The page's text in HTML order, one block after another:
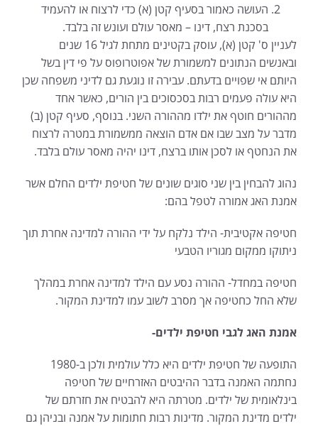
העושה כאמור בסעיף קטן (א) כדי לרצוח או להעמיד
בסכנת רצח, דינו – מאסר עולם ועונש זה בלבד.
לעניין ס' קטן (א), עוסק בקטינים מתחת לגיל 16 שנים
ובאנשים הנתונים למשמורת של אפוטרופוס על פי דין בשל
היותם אי שפויים בדעתם. עבירה זו נוגעת גם לדיני משפחה שכן
היא עולה פעמים רבות בסכסוכים בין הורים, כאשר אחד
מההורים חוטף את ילדו מההורה השני. בנוסף, סעיף קטן (ב)
מדבר על מצב שבו אם אדם הוצאה ממשמורת במטרה לרצוח
את הנחטף או לסכן אותו ברצח, דינו יהיה מאסר עולם בלבד.
נהוג להבחין בין שני סוגים שונים של חטיפת ילדים החלם אשר
אמנת האג אמורה לטפל בהם:
חטיפה אקטיבית- הילד נלקח על ידי ההורה למדינה אחרת תוך
ניתוקו ממקום מגוריו הטבעי
חטיפה במחדל- ההורה נסע עם הילד למדינה אחרת במהלך
שלא החל כחטיפה אך מסרב לשוב עמו למדינת המקור.
אמנת האג לגבי חטיפת ילדים-
נחתמה האמנה בדבר ההיבטים האזרחיים של חטיפה
בינלאומית של ילדים. מטרתה היא להבטיח את חזרתם של
ילדים מדינת המקור. מדינות רבות חתומות על אמנה ובניהן גם